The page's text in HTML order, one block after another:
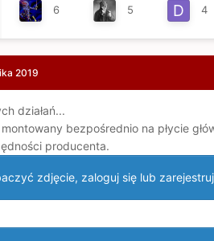
6 5 4
2019
działań...
bezpośrednio na płycie
producenta.
zdjęcie, zaloguj się lub